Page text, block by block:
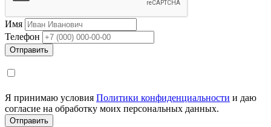
Имя
Телефон
Я принимаю условия Политики конфиденциальности и даю
согласие на обработку моих персональных данных.